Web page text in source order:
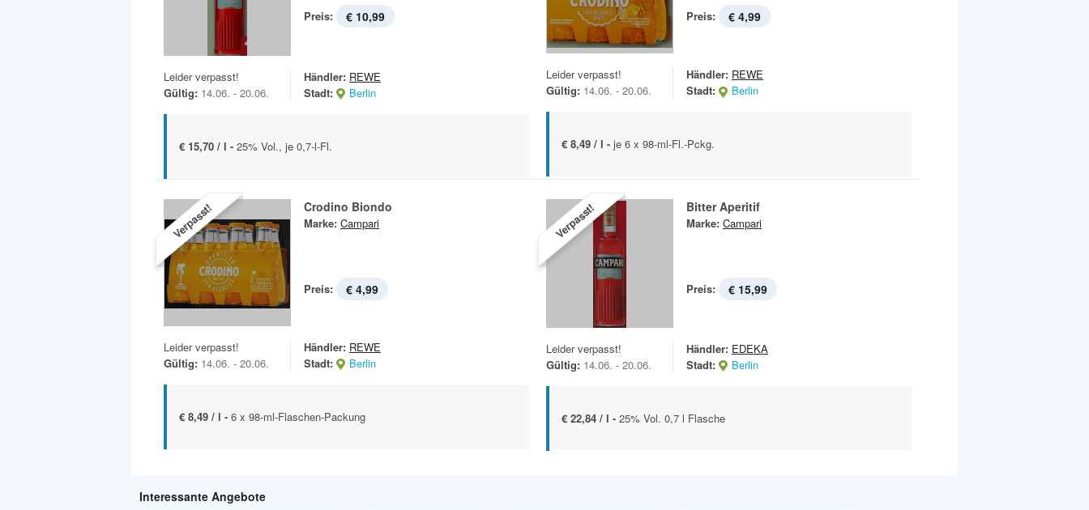
Preis: € 10,99
Leider verpasst!
Gültig: 14.06. - 20.06.
Händler: REWE
Stadt:
Berlin
€ 15,70 / l - 25% Vol., je 0,7-l-Fl.
Preis: € 4,99
Leider verpasst!
Gültig: 14.06. - 20.06.
Händler: REWE
Stadt:
Berlin
€ 8,49 / l - je 6 x 98-ml-Fl.-Pckg.
Verpasst! Crodino Biondo
Marke: Campari
Preis: € 4,99
Leider verpasst!
Gültig: 14.06. - 20.06.
Händler: REWE
Stadt:
Berlin
€ 8,49 / l - 6 x 98-ml-Flaschen-Packung
Verpasst! Bitter Aperitif
Marke: Campari
Preis: € 15,99
Leider verpasst!
Gültig: 14.06. - 20.06.
Händler: EDEKA
Stadt:
Berlin
€ 22,84 / l - 25% Vol. 0,7 l Flasche
Interessante Angebote